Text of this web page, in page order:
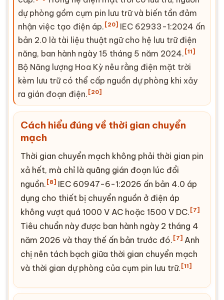
dự phòng gồm cụm pin lưu trữ và biến tần đảm
nhận việc tạo điện áp. [20] IEC 62933-1:2024 ấn
bản 2.0 là tài liệu thuật ngữ cho hệ lưu trữ điện
năng, ban hành ngày 15 tháng 5 năm 2024. [11]
Bộ Năng lượng Hoa Kỳ nêu rằng điện mặt trời
kèm lưu trữ có thể cấp nguồn dự phòng khi xảy
ra gián đoạn điện. [20]
Cách hiểu đúng về thời gian chuyển
mạch
Thời gian chuyển mạch không phải thời gian pin
xả hết, mà chỉ là quãng gián đoạn lúc đổi
nguồn. [8] IEC 60947-6-1:2026 ấn bản 4.0 áp
dụng cho thiết bị chuyển nguồn ở điện áp
không vượt quá 1000 V AC hoặc 1500 V DC. [7]
Tiêu chuẩn này được ban hành ngày 2 tháng 4
năm 2026 và thay thế ấn bản trước đó. [7] Anh
chị nên tách bạch giữa thời gian chuyển mạch
và thời gian dự phòng của cụm pin lưu trữ. [11]